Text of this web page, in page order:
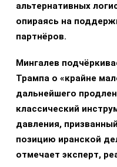
альтернативных
опираясь на
партнёров.
Мингалев
Трампа о «крайне
дальнейшего
классический
давления,
позицию иранской
отмечает эксперт,